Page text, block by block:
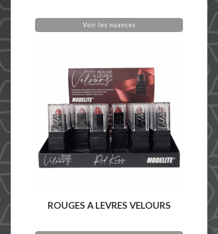
Voir les nuances
ROUGES A LEVRES VELOURS